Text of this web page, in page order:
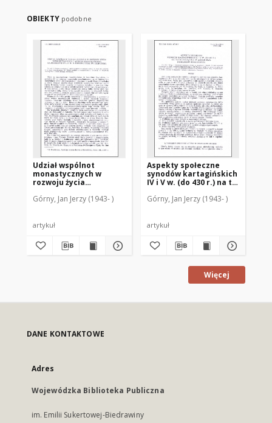
OBIEKTY podobne
Udział wspólnot
monastycznych w
rozwoju życia
ascetycznego Kościoła
Hieronima
Górny, Jan Jerzy (1943- )
artykuł
Aspekty społeczne
synodów kartagińskich
IV i V w. (do 430 r.) na tle
Płn. problemów
Górny, Jan Jerzy (1943- )
artykuł
Więcej
DANE KONTAKTOWE
Adres
Wojewódzka Biblioteka Publiczna
im. Emilii Sukertowej-Biedrawiny